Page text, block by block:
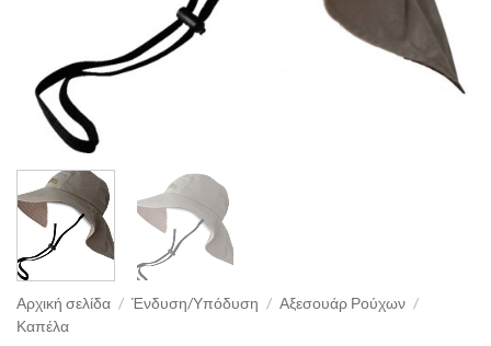
Αρχική σελίδα / Ένδυση/Υπόδυση / Αξεσουάρ Ρούχων /
Καπέλα